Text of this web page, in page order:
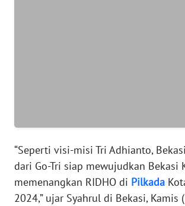
“Seperti visi-misi Tri Adhianto,
dari Go-Tri siap mewujudkan Bekasi
memenangkan RIDHO di Pilkada
2024,” ujar Syahrul di Bekasi, Kamis
WN
PAPUA